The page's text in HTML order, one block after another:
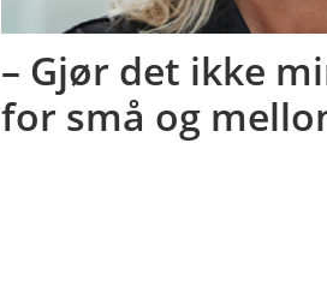
– Gjør det ikke
for små og